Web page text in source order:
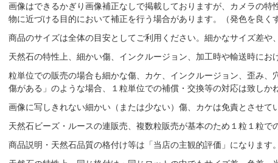
画像はできるかぎり画像補正なしで掲載しておりますが、カメラの
物に近づける目的において補正を行う場合があります。（発色を良く
商品のサイズは全体の目安としてご利用ください。細かなサイズ差や
天然石の特性上、細かい傷、インクルージョン、加工時や輸送時に
粒単位での販売の場合も細かな傷、カケ、インクルージョン、歪み
傷がある」のような場合、１粒単位での補償・交換等の対応は致しか
画像に写しきれない細かい（または少ない）傷、カケは免責とさせて
天然石ビーズ・ルースの連販売、複数粒販売が基本のため１粒１粒で
商品説明・天然石品質の格付け等は「当店の主観的評価」になりま